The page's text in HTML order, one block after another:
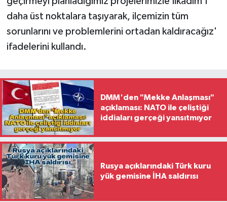
daha üst noktalara taşıyarak, ilçemizin tüm
sorunlarını ve problemlerini ortadan kaldıracağız'
ifadelerini kullandı.
DMM'den "Mekke Anlaşması"
açıklaması: NATO ile çeliştiği
iddiaları gerçeği yansıtmıyor
Rusya açıklarındaki Türk kuru
yük gemisine İHA saldırısı